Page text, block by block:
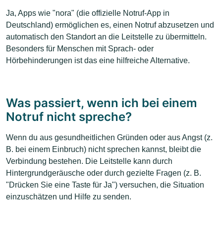
Ja, Apps wie "nora" (die offizielle Notruf-App in
Deutschland) ermöglichen es, einen Notruf abzusetzen und
automatisch den Standort an die Leitstelle zu übermitteln.
Besonders für Menschen mit Sprach- oder
Hörbehinderungen ist das eine hilfreiche Alternative.
Was passiert, wenn ich bei einem
Notruf nicht spreche?
Wenn du aus gesundheitlichen Gründen oder aus Angst (z.
B. bei einem Einbruch) nicht sprechen kannst, bleibt die
Verbindung bestehen. Die Leitstelle kann durch
Hintergrundgeräusche oder durch gezielte Fragen (z. B.
"Drücken Sie eine Taste für Ja") versuchen, die Situation
einzuschätzen und Hilfe zu senden.